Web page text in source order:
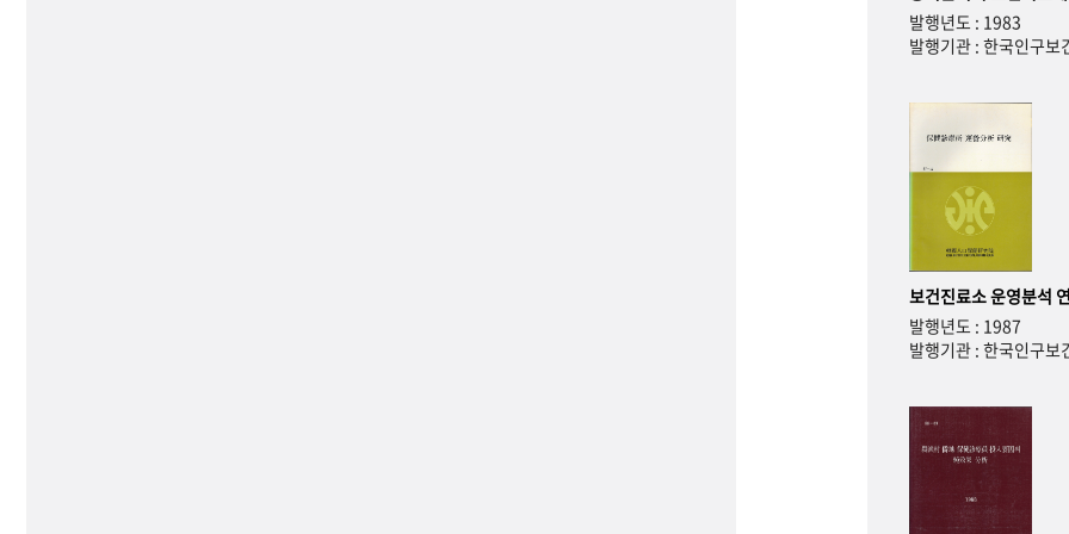
발행년도 : 1983
발행기관 : 한국인구보
보건진료소 운영분석
발행년도 : 1987
발행기관 : 한국인구보